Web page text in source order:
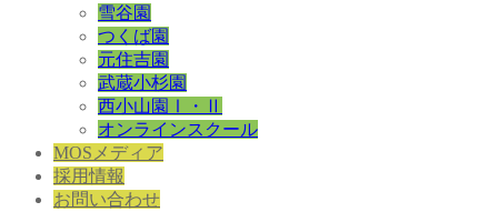
雪谷園
つくば園
元住吉園
武蔵小杉園
西小山園Ⅰ・Ⅱ
オンラインスクール
MOSメディア
採用情報
お問い合わせ